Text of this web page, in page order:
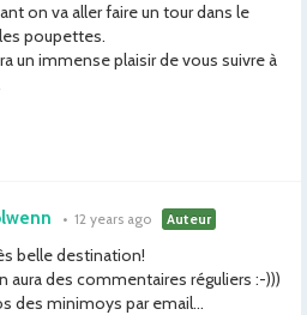
on va aller faire un tour dans le
poupettes.
un immense plaisir de vous suivre à
• 12 years ago Auteur
belle destination!
aura des commentaires réguliers :-)))
des minimoys par email…